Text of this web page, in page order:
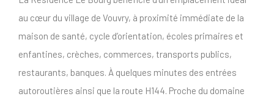
au cœur du village de Vouvry, à proximité immédiate de la
maison de santé, cycle d’orientation, écoles primaires et
enfantines, crèches, commerces, transports publics,
restaurants, banques. À quelques minutes des entrées
autoroutières ainsi que la route H144. Proche du domaine